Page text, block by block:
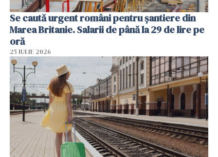
Se caută urgent români pentru șantiere din
Marea Britanie. Salarii de până la 29 de lire pe
oră
25 IULIE 2026